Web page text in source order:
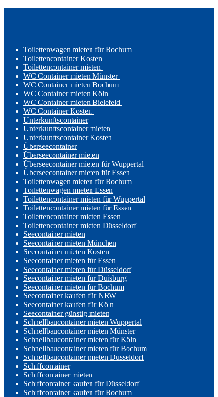
Toilettenwagen mieten für Bochum
Toilettencontainer Kosten
Toilettencontainer mieten
WC Container mieten Münster
WC Container mieten Bochum
WC Container mieten Köln
WC Container mieten Bielefeld
WC Container Kosten
Unterkunftscontainer
Unterkunftscontainer mieten
Unterkunftscontainer Kosten
Überseecontainer
Überseecontainer mieten
Überseecontainer mieten für Wuppertal
Überseecontainer mieten für Essen
Toilettenwagen mieten für Bochum
Toilettenwagen mieten Essen
Toilettencontainer mieten für Wuppertal
Toilettencontainer mieten für Essen
Toilettencontainer mieten Essen
Toilettencontainer mieten Düsseldorf
Seecontainer mieten
Seecontainer mieten München
Seecontainer mieten Kosten
Seecontainer mieten für Essen
Seecontainer mieten für Düsseldorf
Seecontainer mieten für Duisburg
Seecontainer mieten für Bochum
Seecontainer kaufen für NRW
Seecontainer kaufen für Köln
Seecontainer günstig mieten
Schnellbaucontainer mieten Wuppertal
Schnellbaucontainer mieten Münster
Schnellbaucontainer mieten für Köln
Schnellbaucontainer mieten für Bochum
Schnellbaucontainer mieten Düsseldorf
Schiffcontainer
Schiffcontainer mieten
Schiffcontainer kaufen für Düsseldorf
Schiffcontainer kaufen für Bochum